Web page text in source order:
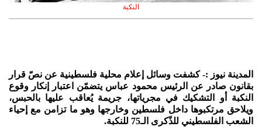
النكبة
المدينة نيوز :- كشفت وسائل إعلام محلية فلسطينية عن نصّ قرار
بقانون صادر عن الرئيس محمود عباس يتضمّن اعتبار إنكار وقوع
النكبة أو التشكيك في مجرياتها، جريمة يُعاقب عليها بالحبس،
ويلاحق مرتكبوها داخل فلسطين وخارجها وهو ما تزامن مع إحياء
الشعب الفلسطيني للذّكرى الـ75 للنكبة.